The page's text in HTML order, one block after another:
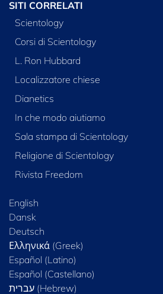
SITI CORRELATI
Scientology
Corsi di Scientology
L. Ron Hubbard
Localizzatore chiese
Dianetics
In che modo aiutiamo
Sala stampa di Scientology
Religione di Scientology
Rivista Freedom
English
Dansk
Deutsch
Ελληνικά (Greek)
Español (Latino)
Español (Castellano)